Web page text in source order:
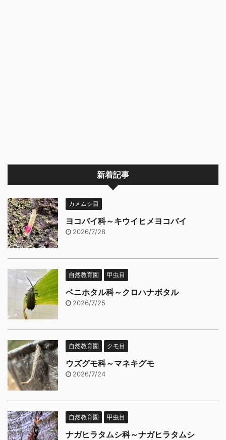
新着記事
カメムシ目
ヨコバイ科～キウイヒメヨコバイ
2026/7/28
自然教育園 甲虫目
ベニホタル科～クロハナボタル
2026/7/25
自然教育園 クモ目
ウズグモ科～マネキグモ
2026/7/24
自然教育園 甲虫目
ナガヒラタムシ科～ナガヒラタムシ